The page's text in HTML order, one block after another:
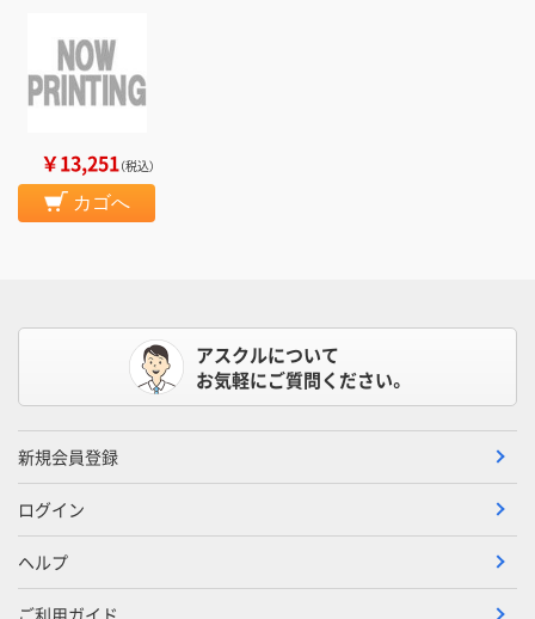
￥13,251（税込）
カゴへ
アスクルについて
お気軽にご質問ください。
新規会員登録
ログイン
ヘルプ
ご利用ガイド